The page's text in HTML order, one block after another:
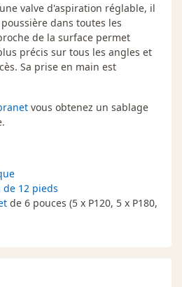
valve d'aspiration réglable, il
dans toutes les
de la surface permet
précis sur tous les angles et
Sa prise en main est
vous obtenez un sablage
de 12 pieds
de 6 pouces (5 x P120, 5 x P180,